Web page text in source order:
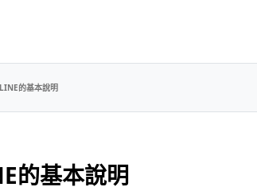
的基本說明
的基本說明